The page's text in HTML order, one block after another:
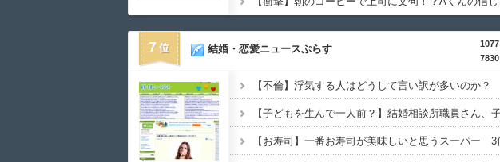
7
1077
7830
結婚・恋愛ニュースぷらす
【不倫】浮気する人はどうして言い訳が多いのか？